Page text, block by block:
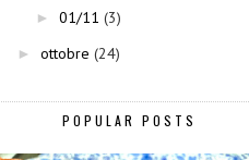
► 01/11 (3)
► ottobre (24)
POPULAR POSTS